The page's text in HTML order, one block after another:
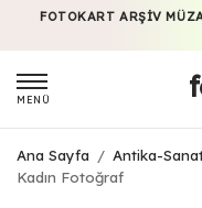
FOTOKART ARŞIV
MENÜ
Ana Sayfa / Antika-
Kadın Fotoğraf